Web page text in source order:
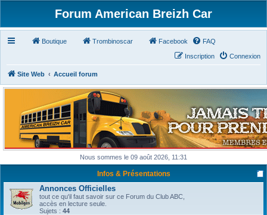
Forum American Breizh Car
Boutique Trombinoscar Facebook FAQ
Connexion
Inscription
Site Web Accueil forum
Nous sommes le 09 août 2026, 11:31
Infos & Présentations
Annonces Officielles
tout ce qu'il faut savoir sur ce Forum du Club ABC,
accès en lecture seule.
Sujets : 44